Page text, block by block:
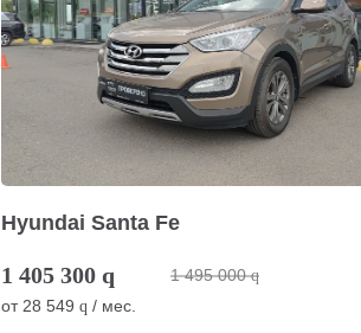
Hyundai Santa Fe
1 405 300 q 1 495 000 q
от 28 549 q / мес.